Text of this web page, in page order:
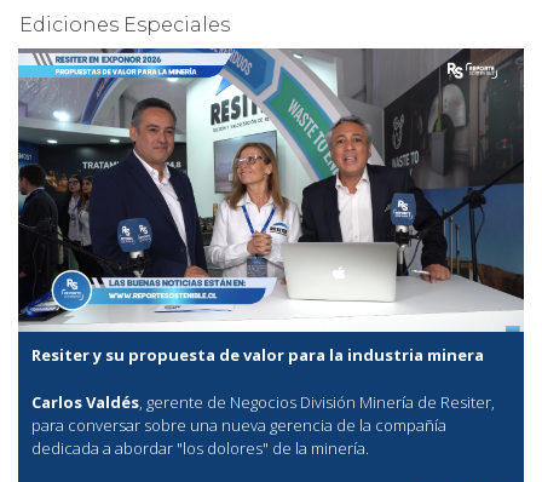
Ediciones Especiales
Resiter y su propuesta de valor para la industria minera
Carlos Valdés, gerente de Negocios División Minería de Resiter,
para conversar sobre una nueva gerencia de la compañía
dedicada a abordar "los dolores" de la minería.